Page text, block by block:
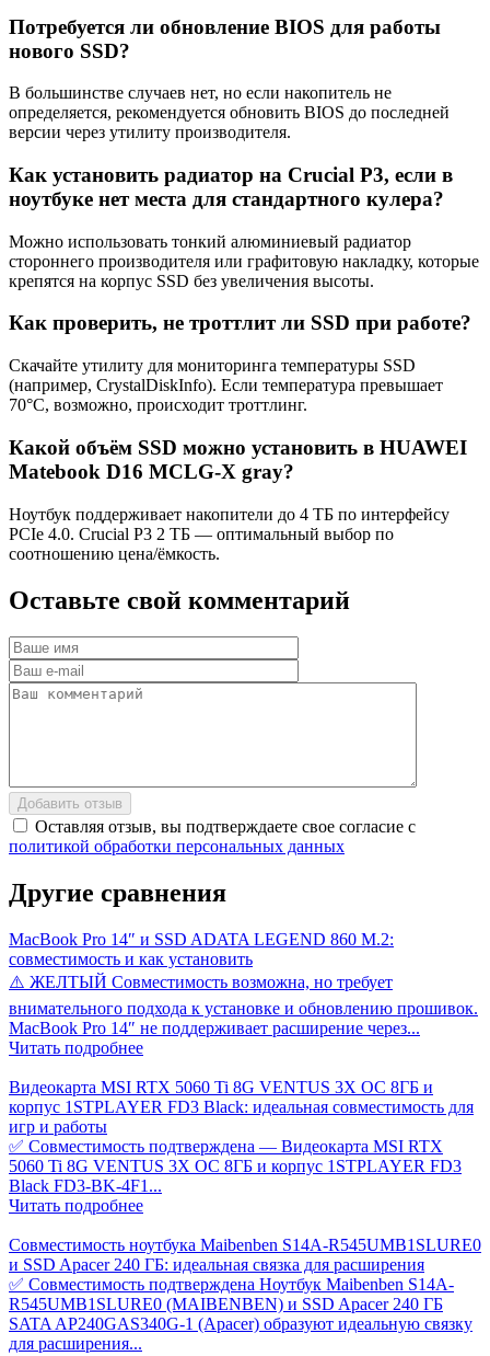
Потребуется ли обновление BIOS для работы
нового SSD?
В большинстве случаев нет, но если накопитель не
определяется, рекомендуется обновить BIOS до последней
версии через утилиту производителя.
Как установить радиатор на Crucial P3, если в
ноутбуке нет места для стандартного кулера?
Можно использовать тонкий алюминиевый радиатор
стороннего производителя или графитовую накладку, которые
крепятся на корпус SSD без увеличения высоты.
Как проверить, не троттлит ли SSD при работе?
Скачайте утилиту для мониторинга температуры SSD
(например, CrystalDiskInfo). Если температура превышает
70°C, возможно, происходит троттлинг.
Какой объём SSD можно установить в HUAWEI
Matebook D16 MCLG-X gray?
Ноутбук поддерживает накопители до 4 ТБ по интерфейсу
PCIe 4.0. Crucial P3 2 ТБ — оптимальный выбор по
соотношению цена/ёмкость.
Оставьте свой комментарий
Добавить отзыв
Оставляя отзыв, вы подтверждаете свое согласие с
политикой обработки персональных данных
Другие сравнения
MacBook Pro 14″ и SSD ADATA LEGEND 860 M.2:
совместимость и как установить
⚠️ ЖЕЛТЫЙ Совместимость возможна, но требует
внимательного подхода к установке и обновлению прошивок.
MacBook Pro 14″ не поддерживает расширение через...
Читать подробнее
Видеокарта MSI RTX 5060 Ti 8G VENTUS 3X OC 8ГБ и
корпус 1STPLAYER FD3 Black: идеальная совместимость для
игр и работы
✅ Совместимость подтверждена — Видеокарта MSI RTX
5060 Ti 8G VENTUS 3X OC 8ГБ и корпус 1STPLAYER FD3
Black FD3-BK-4F1...
Читать подробнее
Совместимость ноутбука Maibenben S14A-R545UMB1SLURE0
и SSD Apacer 240 ГБ: идеальная связка для расширения
✅ Совместимость подтверждена Ноутбук Maibenben S14A-
R545UMB1SLURE0 (MAIBENBEN) и SSD Apacer 240 ГБ
SATA AP240GAS340G-1 (Apacer) образуют идеальную связку
для расширения...